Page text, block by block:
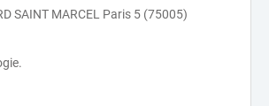
SAINT MARCEL Paris 5 (75005)